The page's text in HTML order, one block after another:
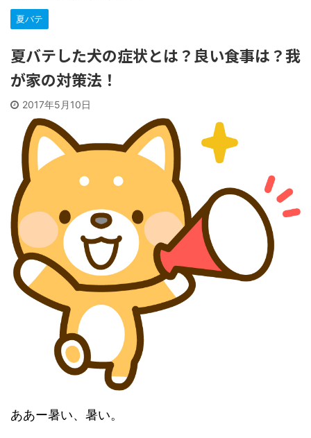
夏バテ
夏バテした犬の症状とは？良い食事は？我
が家の対策法！
2017年5月10日
ああー暑い、暑い。